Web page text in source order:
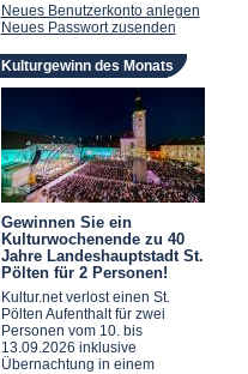
Neues Benutzerkonto anlegen
Neues Passwort zusenden
Kulturgewinn des Monats
Gewinnen Sie ein
Kulturwochenende zu 40
Jahre Landeshauptstadt St.
Pölten für 2 Personen!
Kultur.net verlost einen St.
Pölten Aufenthalt für zwei
Personen vom 10. bis
13.09.2026 inklusive
Übernachtung in einem